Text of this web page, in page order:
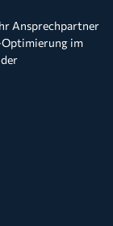
Ansprechpartner
Optimierung im